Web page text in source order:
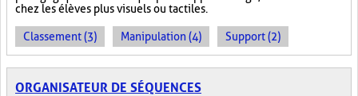
chez les élèves plus visuels ou tactiles.
Classement (3) Manipulation (4) Support (2)
ORGANISATEUR DE SÉQUENCES